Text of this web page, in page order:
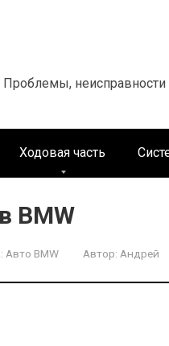
Проблемы,
Ходовая часть
BMW
Авто BMW Автор: Андрей